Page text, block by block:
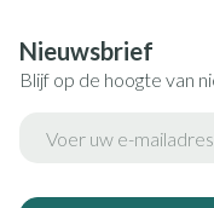
Nieuwsbrief
Blijf op de hoogte van